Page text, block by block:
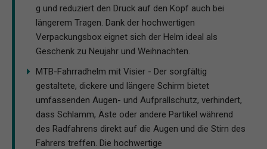
g und reduziert den Druck auf den Kopf auch bei
längerem Tragen. Dank der hochwertigen
Verpackungsbox eignet sich der Helm ideal als
Geschenk zu Neujahr und Weihnachten.
MTB-Fahrradhelm mit Visier - Der sorgfältig
gestaltete, dickere und längere Schirm bietet
umfassenden Augen- und Aufprallschutz, verhindert,
dass Schlamm, Äste oder andere Partikel während
des Radfahrens direkt auf die Augen und die Stirn des
Fahrers treffen. Die hochwertige